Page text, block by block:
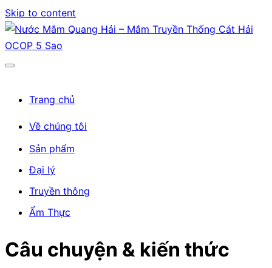
Skip to content
Trang chủ
Về chúng tôi
Sản phẩm
Đại lý
Truyền thông
Ẩm Thực
Câu chuyện & kiến thức